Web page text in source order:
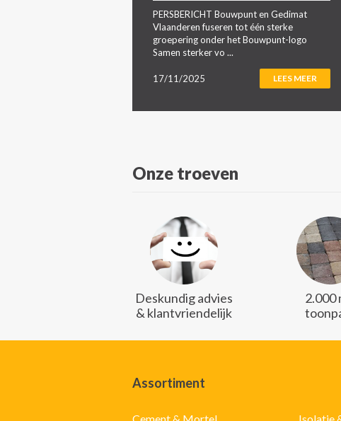
PERSBERICHT Bouwpunt en Gedimat
Vlaanderen fuseren tot één sterke
groepering onder het Bouwpunt-logo
Samen sterker vo ...
17/11/2025 LEES MEER
Onze troeven
Deskundig advies
& klantvriendelijk
2.000
Assortiment
Cement & Mortel Isolatie